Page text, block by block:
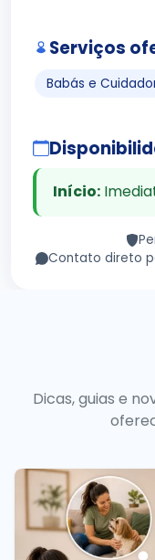
Serviços
Babás e
Início:
Contato direto
Dicas, guias e